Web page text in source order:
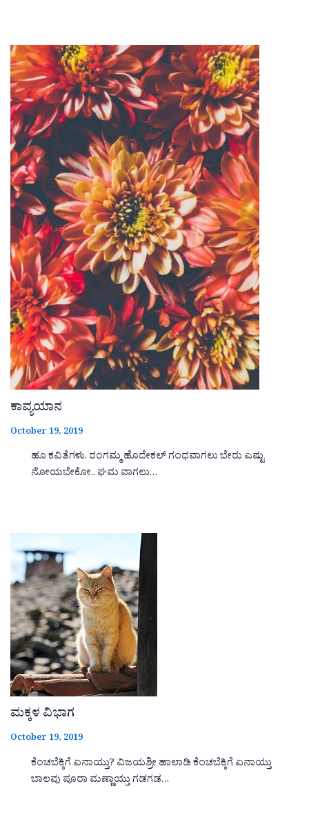
ಕಾವ್ಯಯಾನ
October 19, 2019
ಹೂ ಕವಿತೆಗಳು. ರಂಗಮ್ಮ ಹೊದೇಕಲ್ ಗಂಧವಾಗಲು ಬೇರು ಎಷ್ಟು
ನೋಯಬೇಕೋ.. ಘಮ ವಾಗಲು…
ಮಕ್ಕಳ ವಿಭಾಗ
October 19, 2019
ಕೆಂಚಬೆಕ್ಕಿಗೆ ಏನಾಯ್ತು? ವಿಜಯಶ್ರೀ ಹಾಲಾಡಿ ಕೆಂಚಬೆಕ್ಕಿಗೆ ಏನಾಯ್ತು
ಬಾಲವು ಪೂರಾ ಮಣ್ಣಾಯ್ತು ಗಡಗಡ…